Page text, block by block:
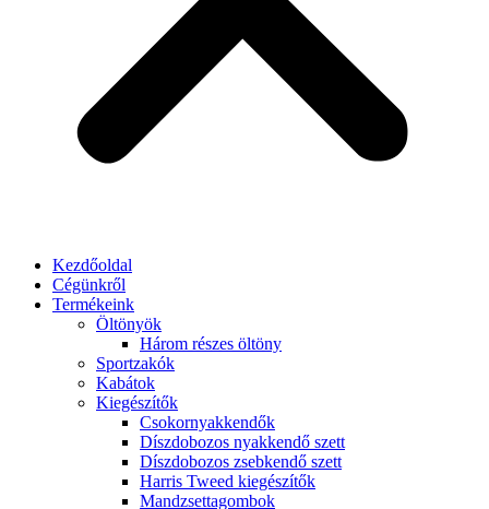
Kezdőoldal
Cégünkről
Termékeink
Öltönyök
Három részes öltöny
Sportzakók
Kabátok
Kiegészítők
Csokornyakkendők
Díszdobozos nyakkendő szett
Díszdobozos zsebkendő szett
Harris Tweed kiegészítők
Mandzsettagombok